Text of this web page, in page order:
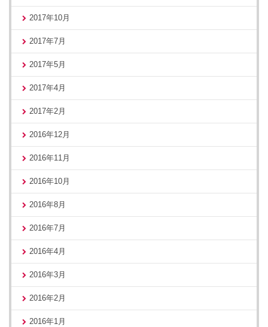
2017年10月
2017年7月
2017年5月
2017年4月
2017年2月
2016年12月
2016年11月
2016年10月
2016年8月
2016年7月
2016年4月
2016年3月
2016年2月
2016年1月